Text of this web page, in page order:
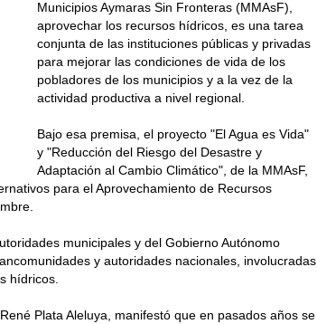
Municipios Aymaras Sin Fronteras (MMAsF),
aprovechar los recursos hídricos, es una tarea
conjunta de las instituciones públicas y privadas
para mejorar las condiciones de vida de los
pobladores de los municipios y a la vez de la
actividad productiva a nivel regional.
Bajo esa premisa, el proyecto "El Agua es Vida"
y "Reducción del Riesgo del Desastre y
Adaptación al Cambio Climático", de la MMAsF,
para el Aprovechamiento de Recursos
municipales y del Gobierno Autónomo
y autoridades nacionales, involucradas
hídricos.
Plata Aleluya, manifestó que en pasados años se